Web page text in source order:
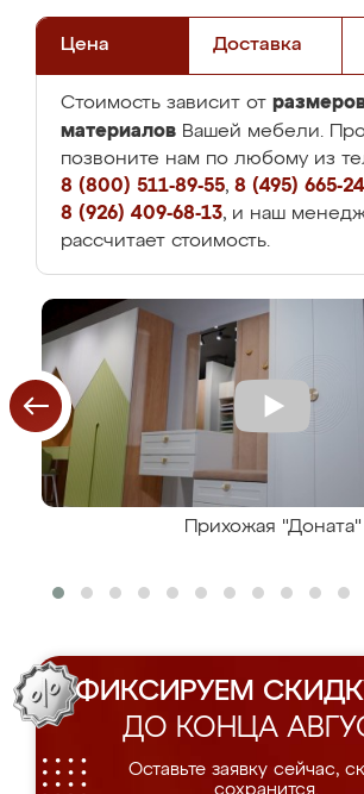
Цена Доставка
Стоимость зависит от
материалов Вашей мебели.
позвоните нам по любому из
8 (800) 511-89-55, 8 (495) 665-
8 (926) 409-68-13, и наш
рассчитает стоимость.
Прихожая "Доната"
ФИКСИРУЕМ
ДО КОНЦА
Оставьте заявку сейчас,
сохранится.